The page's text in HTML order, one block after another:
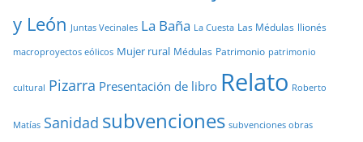
y León Juntas Vecinales La Baña La Cuesta Las Médulas llionés
macroproyectos eólicos Mujer rural Médulas Patrimonio patrimonio
cultural Pizarra Presentación de libro Relato Roberto
Matías Sanidad subvenciones subvenciones obras